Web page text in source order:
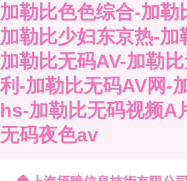
加勒比色色综合-加勒
加勒比少妇东京热-加
加勒比无码AV-加勒
利-加勒比无码AV网-
hs-加勒比无码视频A
无码夜色av